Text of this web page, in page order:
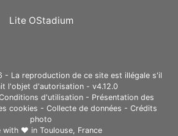
Lite OStadium
La reproduction de ce site est illégale s'il
l'objet d'autorisation - v4.12.0
d'utilisation- Présentation des
cookies - Collecte de données - Crédits
photo
with ❤ in Toulouse, France